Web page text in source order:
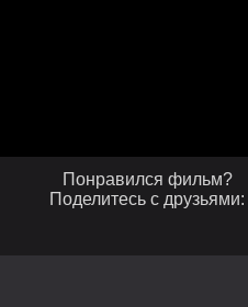
Понравился фильм?
Поделитесь с друзьями: